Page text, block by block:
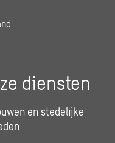
diensten
en stedelijke